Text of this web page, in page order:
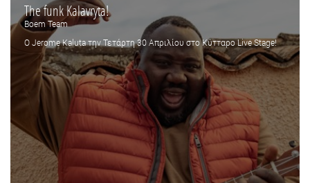
The funk Kalavryta!
Boem Team
Ο Jerome Kaluta την Τετάρτη 30 Απριλίου στο Κύτταρο Live Stage!